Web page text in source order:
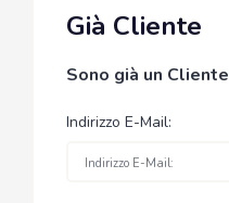
Già Cliente
Sono già un Cliente
Indirizzo E-Mail: